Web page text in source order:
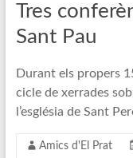
tots els
pratencs
Tres
Sant Pau
Durant els propers
cicle de xerrades
l’església de Sant
Amics d'El Prat